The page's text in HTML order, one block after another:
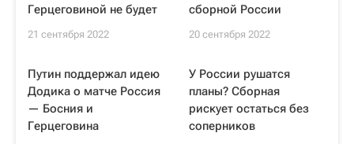
Герцеговиной не будет
21 сентября 2022
сборной России
20 сентября 2022
Путин поддержал идею
Додика о матче Россия
— Босния и
Герцеговина
У России рушатся
планы? Сборная
рискует остаться без
соперников